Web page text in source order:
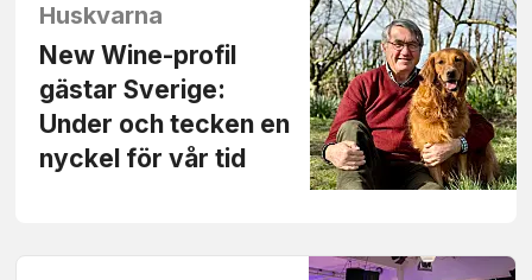
Huskvarna
New Wine-profil
gästar Sverige:
Under och tecken en
nyckel för vår tid